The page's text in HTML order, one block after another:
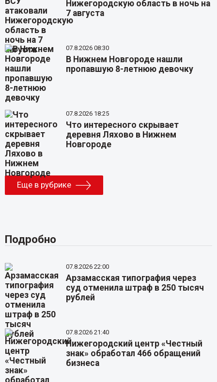
Нижегородскую область в ночь на
7 августа
07.8.2026 08:30
В Нижнем Новгороде нашли
пропавшую 8-летнюю девочку
07.8.2026 18:25
Что интересного скрывает
деревня Ляхово в Нижнем
Новгороде
Еще в рубрике
Подробно
07.8.2026 22:00
Арзамасская типография через
суд отменила штраф в 250 тысяч
рублей
07.8.2026 21:40
Нижегородский центр «Честный
знак» обработал 466 обращений
бизнеса